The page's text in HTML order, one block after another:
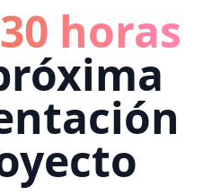
horas